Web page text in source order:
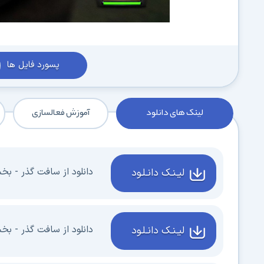
پسورد فایل ها
لینک های دانلود آموزش فعالسازی
لیـنـک دانـلـود دانلود از سافت گذر - بخش 1 - 1
لیـنـک دانـلـود دانلود از سافت گذر - بخش 2 - 1